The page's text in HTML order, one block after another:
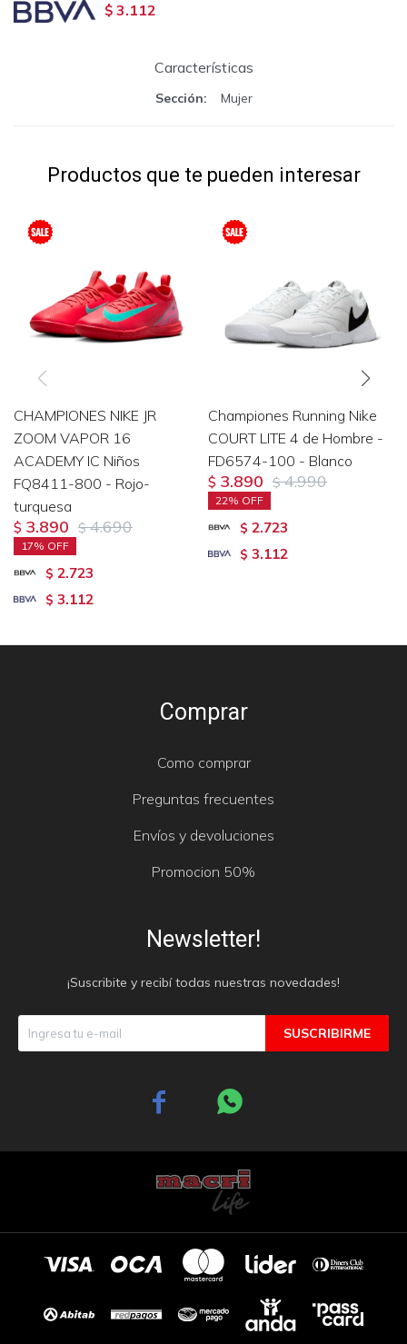
$ 3.112
Características
Sección Mujer
Productos que te pueden interesar
CHAMPIONES NIKE JR
ZOOM VAPOR 16
ACADEMY IC Niños
FQ8411-800 - Rojo-
turquesa
$ 3.890 $ 4.690
17
$ 2.723
$ 3.112
Championes Running Nike
COURT LITE 4 de Hombre -
FD6574-100 - Blanco
$ 3.890 $ 4.990
22
$ 2.723
$ 3.112
Comprar
Como comprar
Preguntas frecuentes
Envíos y devoluciones
Promocion 50%
Newsletter!
¡Suscribite y recibí todas nuestras novedades!
SUSCRIBIRME
 